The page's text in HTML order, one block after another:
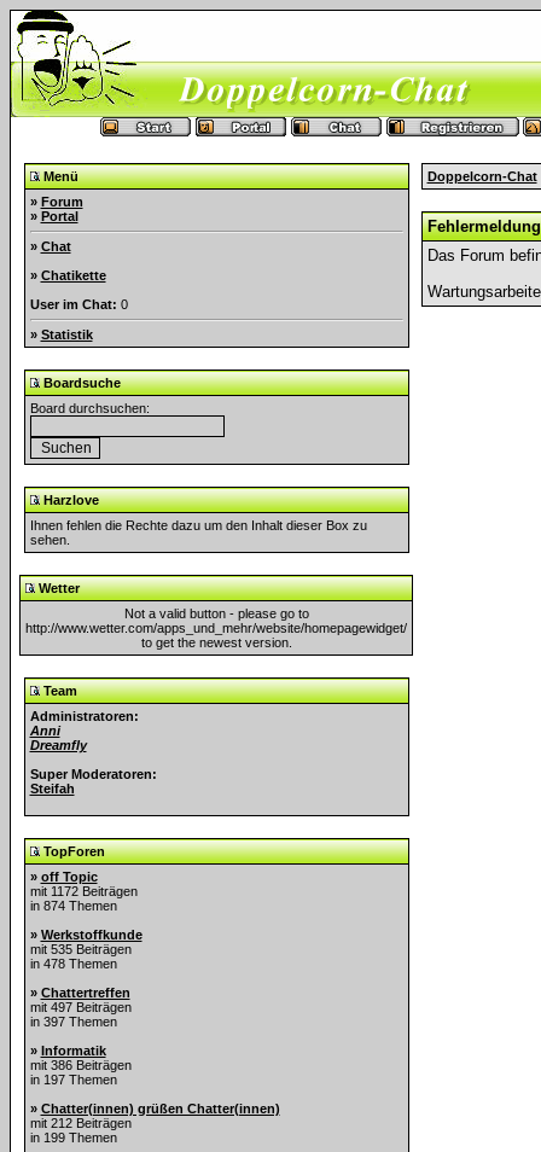
Menü
» Forum
» Portal
» Chat
» Chatikette
User im Chat: 0
» Statistik
Boardsuche
Board durchsuchen:
Harzlove
Ihnen fehlen die Rechte dazu um den Inhalt dieser Box zu
sehen.
Wetter
Not a valid button - please go to
http://www.wetter.com/apps_und_mehr/website/homepagewidget/
to get the newest version.
Team
Administratoren:
Anni
Dreamfly
Super Moderatoren:
Steifah
TopForen
» off Topic
mit 1172 Beiträgen
in 874 Themen
» Werkstoffkunde
mit 535 Beiträgen
in 478 Themen
» Chattertreffen
mit 497 Beiträgen
in 397 Themen
» Informatik
mit 386 Beiträgen
in 197 Themen
» Chatter(innen) grüßen Chatter(innen)
mit 212 Beiträgen
in 199 Themen
Doppelcorn-Chat
Fehlermeldung
Das Forum